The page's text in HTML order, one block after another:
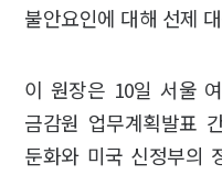
불안요인에 대해 선제
이 원장은 10일 서울
금감원 업무계획발표
둔화와 미국 신정부의